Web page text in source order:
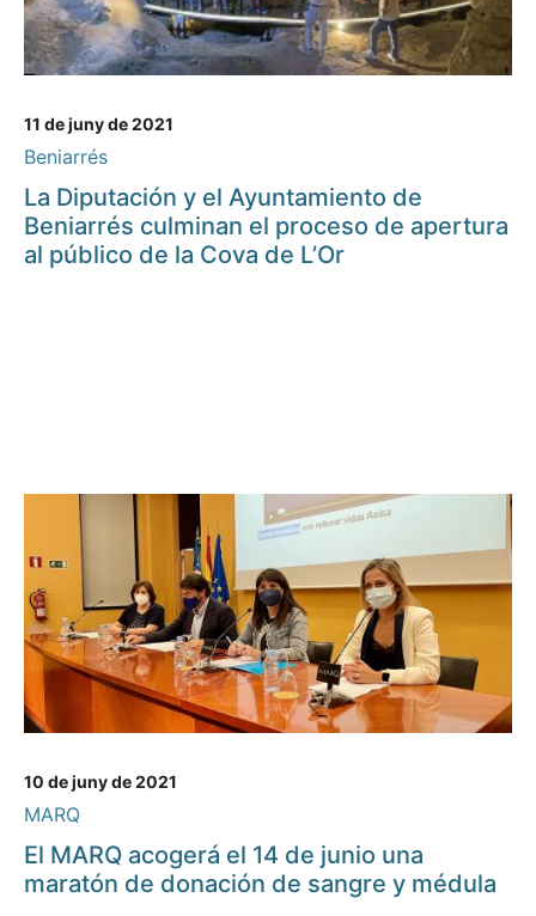
11 de juny de 2021
Beniarrés
La Diputación y el Ayuntamiento de
Beniarrés culminan el proceso de apertura
al público de la Cova de L’Or
10 de juny de 2021
MARQ
El MARQ acogerá el 14 de junio una
maratón de donación de sangre y médula